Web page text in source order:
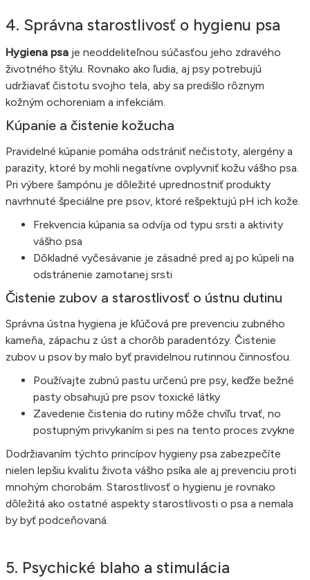
4. Správna starostlivosť o hygienu psa
Hygiena psa je neoddeliteľnou súčasťou jeho zdravého
životného štýlu. Rovnako ako ľudia, aj psy potrebujú
udržiavať čistotu svojho tela, aby sa predišlo rôznym
kožným ochoreniam a infekciám.
Kúpanie a čistenie kožucha
Pravidelné kúpanie pomáha odstrániť nečistoty, alergény a
parazity, ktoré by mohli negatívne ovplyvniť kožu vášho psa.
Pri výbere šampónu je dôležité uprednostniť produkty
navrhnuté špeciálne pre psov, ktoré rešpektujú pH ich kože.
Frekvencia kúpania sa odvíja od typu srsti a aktivity
vášho psa
Dôkladné vyčesávanie je zásadné pred aj po kúpeli na
odstránenie zamotanej srsti
Čistenie zubov a starostlivosť o ústnu dutinu
Správna ústna hygiena je kľúčová pre prevenciu zubného
kameňa, zápachu z úst a chorôb paradentózy. Čistenie
zubov u psov by malo byť pravidelnou rutinnou činnosťou.
Používajte zubnú pastu určenú pre psy, keďže bežné
pasty obsahujú pre psov toxické látky
Zavedenie čistenia do rutiny môže chvíľu trvať, no
postupným privykaním si pes na tento proces zvykne
Dodržiavaním týchto princípov hygieny psa zabezpečíte
nielen lepšiu kvalitu života vášho psíka ale aj prevenciu proti
mnohým chorobám. Starostlivosť o hygienu je rovnako
dôležitá ako ostatné aspekty starostlivosti o psa a nemala
by byť podceňovaná.
5. Psychické blaho a stimulácia